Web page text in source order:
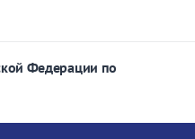
Федерации по